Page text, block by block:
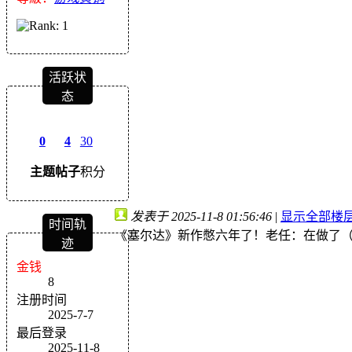
活跃状
态
0
主题
4
帖子
30
积分
时间轨
迹
金钱
8
注册时间
2025-7-7
最后登录
2025-11-8
发表于 2025-11-8 01:56:46 | 显示全部楼
《塞尔达》新作憋六年了！老任：在做了